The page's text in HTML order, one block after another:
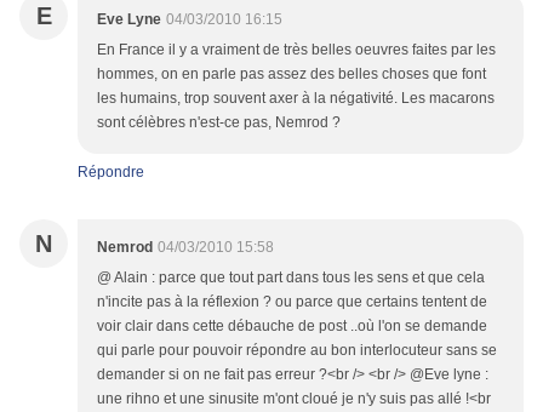
E Eve Lyne 04/03/2010 16:15
En France il y a vraiment de très belles oeuvres faites par les
hommes, on en parle pas assez des belles choses que font
les humains, trop souvent axer à la négativité. Les macarons
sont célèbres n'est-ce pas, Nemrod ?
Répondre
N Nemrod 04/03/2010 15:58
@ Alain : parce que tout part dans tous les sens et que cela
n'incite pas à la réflexion ? ou parce que certains tentent de
voir clair dans cette débauche de post ..où l'on se demande
qui parle pour pouvoir répondre au bon interlocuteur sans se
demander si on ne fait pas erreur ?<br /> <br /> @Eve lyne :
une rihno et une sinusite m'ont cloué je n'y suis pas allé !<br